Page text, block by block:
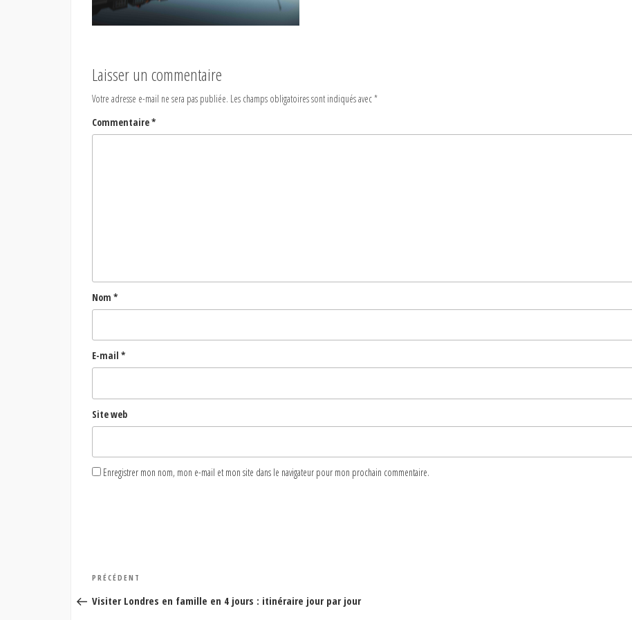
Laisser un commentaire
Votre adresse e-mail ne sera pas publiée. Les champs obligatoires sont indiqués avec*
Commentaire*
Nom *
E-mail *
Site web
Enregistrer mon nom, mon e-mail et mon site dans le navigateur pour mon prochain commentaire.
Navigation
de
Article
précédent
PRÉCÉDENT
Visiter Londres en famille en 4 jours : itinéraire jour par jour